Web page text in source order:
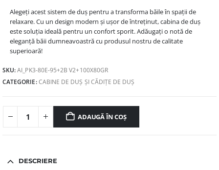
Alegeți acest sistem de duș pentru a transforma băile în spații de
relaxare. Cu un design modern și ușor de întreținut, cabina de duș
este soluția ideală pentru un confort sporit. Adăugați o notă de
eleganță băii dumneavoastră cu produsul nostru de calitate
superioară!
SKU:AI_PK3-80E-95+2B V2+100X80GR
CATEGORIE:CABINE DE DUȘ ȘI CĂDIȚE DE DUȘ
ADAUGĂ ÎN COȘ
DESCRIERE